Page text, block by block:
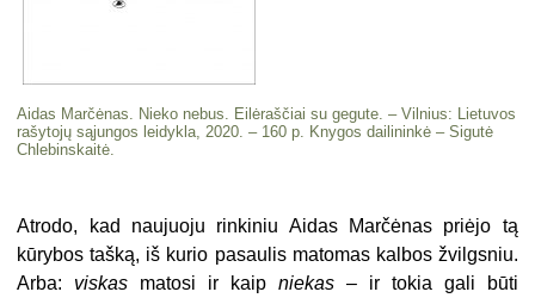
Aidas Marčėnas. Nieko nebus. Eilėraščiai su gegute. – Vilnius: Lietuvos
rašytojų sąjungos leidykla, 2020. – 160 p. Knygos dailininkė – Sigutė
Chlebinskaitė.
Atrodo, kad naujuoju rinkiniu Aidas Marčėnas priėjo tą
kūrybos tašką, iš kurio pasaulis matomas kalbos žvilgsniu.
Arba: viskas matosi ir kaip niekas – ir tokia gali būti